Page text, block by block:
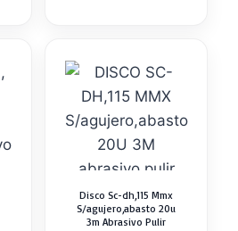
Disco Sc-dh,115 Mmx
S/agujero,abasto 20u
3m Abrasivo Pulir